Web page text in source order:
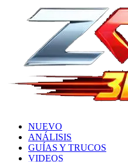
NUEVO
ANÁLISIS
GUÍAS Y TRUCOS
VIDEOS